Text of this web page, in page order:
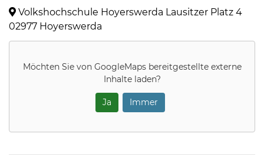
Volkshochschule Hoyerswerda Lausitzer Platz 4
02977 Hoyerswerda
Möchten Sie von GoogleMapsbereitgestellte externe
Inhalte laden?
Ja Immer